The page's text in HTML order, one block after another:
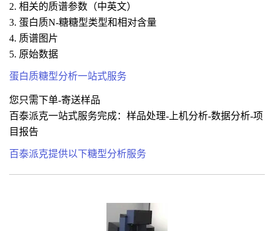
2. 相关的质谱参数（中英文）
3. 蛋白质N-糖糖型类型和相对含量
4. 质谱图片
5. 原始数据
蛋白质糖型分析一站式服务
您只需下单-寄送样品
百泰派克一站式服务完成：样品处理-上机分析-数据分析-项
目报告
百泰派克提供以下糖型分析服务